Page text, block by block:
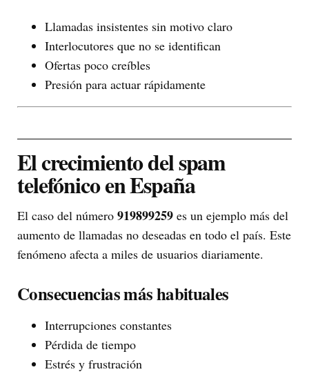
Llamadas insistentes sin motivo claro
Interlocutores que no se identifican
Ofertas poco creíbles
Presión para actuar rápidamente
El crecimiento del spam
telefónico en España
El caso del número 919899259 es un ejemplo más del
aumento de llamadas no deseadas en todo el país. Este
fenómeno afecta a miles de usuarios diariamente.
Consecuencias más habituales
Interrupciones constantes
Pérdida de tiempo
Estrés y frustración